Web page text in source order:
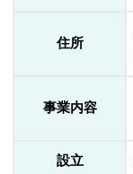
住所
事業内容
設立